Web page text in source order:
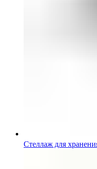
Стеллаж для